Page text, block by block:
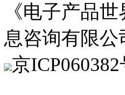
《电子产品
息咨询有限公
京ICP060382